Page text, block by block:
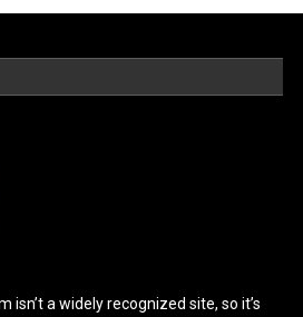
a widely recognized site, so it’s